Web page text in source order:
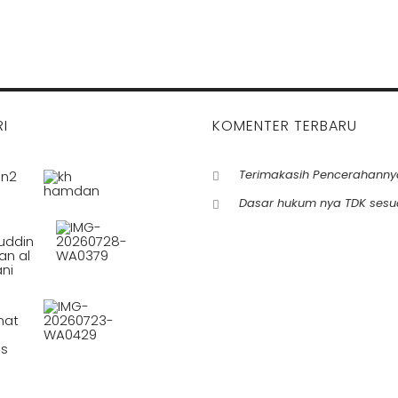
KOMENTER TERBARU
Terimakasih
Dasar hukum nya TDK